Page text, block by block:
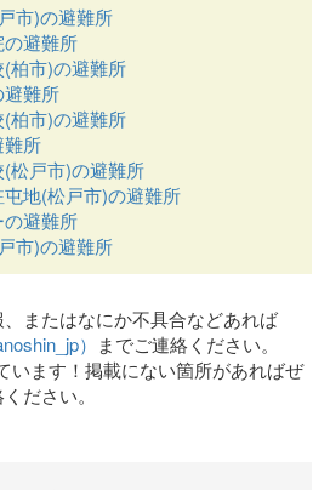
市)の避難所
避難所
柏市)の避難所
難所
柏市)の避難所
難所
松戸市)の避難所
地(松戸市)の避難所
避難所
市)の避難所
またはなにか不具合などあれば
） までご連絡ください。
います！掲載にない箇所があればぜ
ださい。